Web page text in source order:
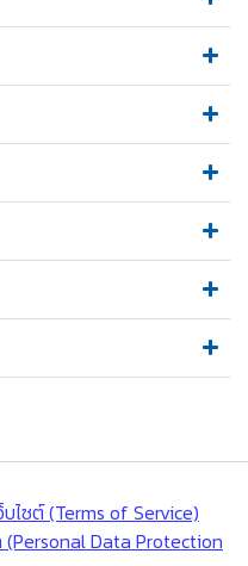
ไซต์ (Terms of Service)
Data Protection